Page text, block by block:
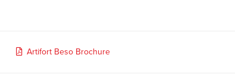
Artifort Beso Brochure